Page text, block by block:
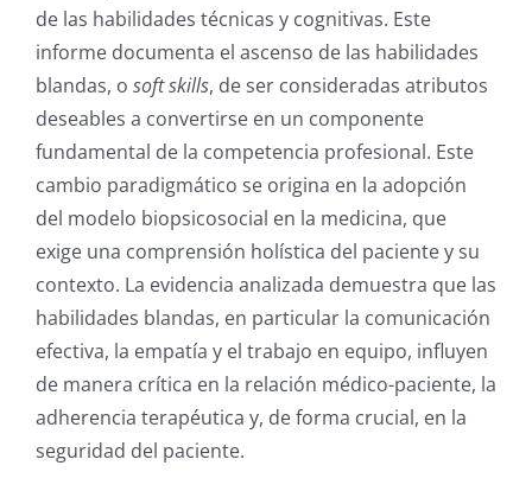
de las habilidades técnicas y cognitivas. Este
informe documenta el ascenso de las habilidades
blandas, o soft skills, de ser consideradas atributos
deseables a convertirse en un componente
fundamental de la competencia profesional. Este
cambio paradigmático se origina en la adopción
del modelo biopsicosocial en la medicina, que
exige una comprensión holística del paciente y su
contexto. La evidencia analizada demuestra que las
habilidades blandas, en particular la comunicación
efectiva, la empatía y el trabajo en equipo, influyen
de manera crítica en la relación médico-paciente, la
adherencia terapéutica y, de forma crucial, en la
seguridad del paciente.